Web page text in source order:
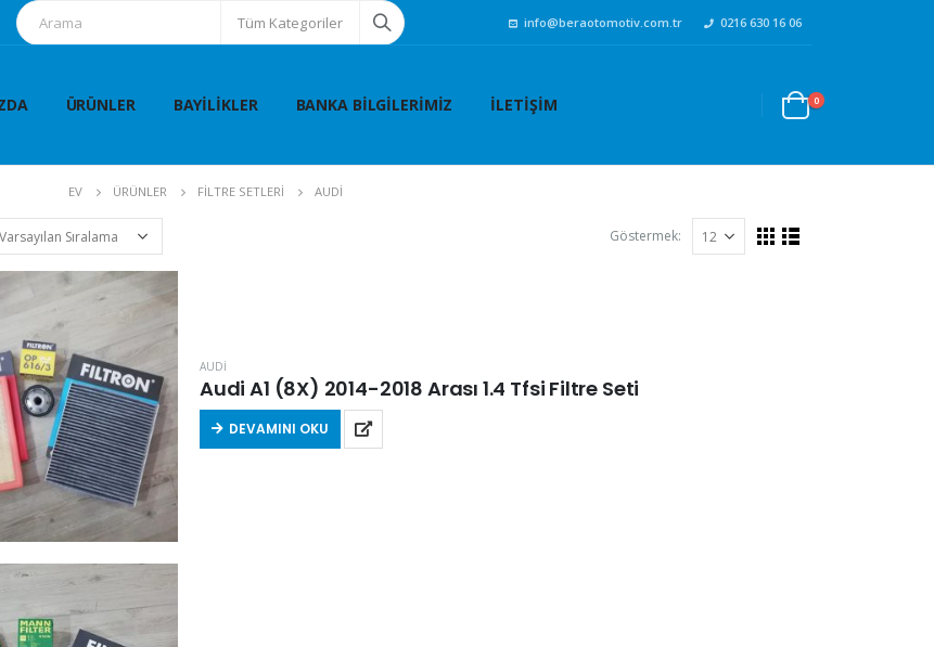
Tüm Kategoriler info@beraotomotiv.com.tr 0216 630 16 06
ÜRÜNLER BAYILIKLER BANKA BILGILERIMIZ İLETIŞIM 0
EV ÜRÜNLER FİLTRE SETLERİ AUDİ
Göstermek:
AUDİ
Audi A1 (8X) 2014-2018 Arası 1.4 Tfsi Filtre Seti
DEVAMINI OKU